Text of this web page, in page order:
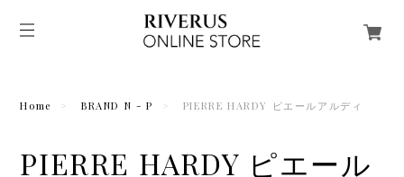
Home BRAND N - P PIERRE HARDY ピエールアルディ
PIERRE HARDY ピエール